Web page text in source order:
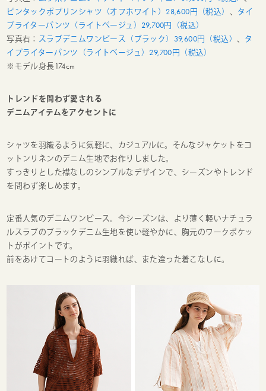
ピンタックポプリンシャツ（オフホワイト）28,600円（税込） 、 タイ
プライターパンツ（ライトベージュ）29,700円（税込）
写真右： スラブデニムワンピース（ブラック）39,600円（税込）、 タ
イプライターパンツ（ライトベージュ）29,700円（税込）
※モデル身長174cm
トレンドを問わず愛される
デニムアイテムをアクセントに
シャツを羽織るように気軽に、カジュアルに。そんなジャケットをコ
ットンリネンのデニム生地でお作りしました。
すっきりとした襟なしのシンプルなデザインで、シーズンやトレンド
を問わず楽しめます。
定番人気のデニムワンピース。今シーズンは、より薄く軽いナチュラ
ルスラブのブラックデニム生地を使い軽やかに、胸元のワークポケッ
トがポイントです。
前をあけてコートのように羽織れば、また違った着こなしに。